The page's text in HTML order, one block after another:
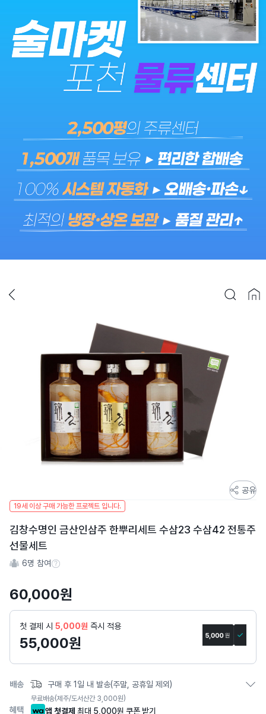
토
어
스
토
리
세
페
이
공유
19세 이상 구매 가능한 프로젝트 입니다.
김창수명인 금산인삼주 한뿌리세트 수삼23 수삼42 전통주
선물세트
6명 참여참여 수 정보
60,000원
첫 결제 시 5,000원 즉시 적용
55,000원
배송 구매 후 1일 내 발송(주말, 공휴일 제외)
무료배송(제주/도서산간 3,000원)
혜택 앱 첫결제 최대 5,000원 쿠폰 받기